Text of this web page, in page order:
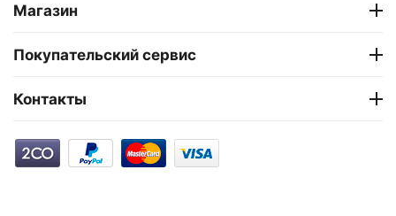
Магазин
Покупательский сервис
Контакты